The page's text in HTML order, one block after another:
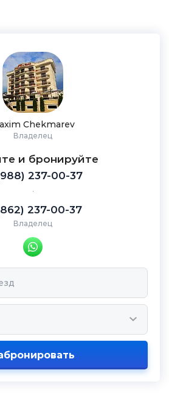
Chekmarev
Владелец
и бронируйте
237-00-37
.
237-00-37
Владелец